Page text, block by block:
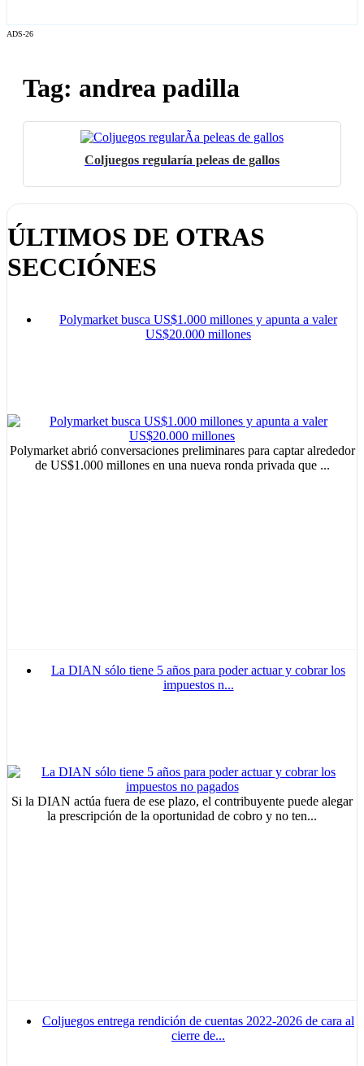
ADS-26
Tag: andrea padilla
Coljuegos regularía peleas de gallos
ÚLTIMOS DE OTRAS
SECCIÓNES
Polymarket busca US$1.000 millones y apunta a valer
US$20.000 millones
Polymarket abrió conversaciones preliminares para captar alrededor
de US$1.000 millones en una nueva ronda privada que ...
La DIAN sólo tiene 5 años para poder actuar y cobrar los
impuestos n...
Si la DIAN actúa fuera de ese plazo, el contribuyente puede alegar
la prescripción de la oportunidad de cobro y no ten...
Coljuegos entrega rendición de cuentas 2022-2026 de cara al
cierre de...